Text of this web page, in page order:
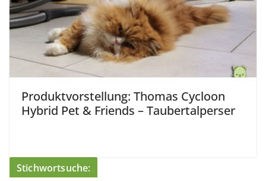
Produktvorstellung: Thomas Cycloon
Hybrid Pet & Friends – Taubertalperser
Stichwortsuche: